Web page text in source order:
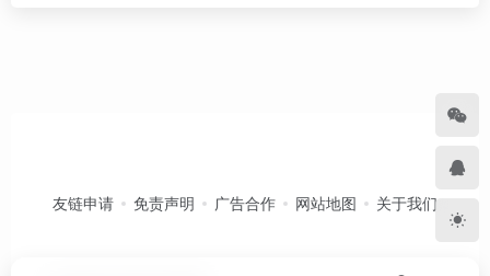
友链申请 免责声明 广告合作 网站地图 关于我们